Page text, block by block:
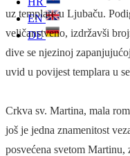
EN
DE
uz templare u Ljubaču.
veličanstveno, izdržavši
dive se njezinoj
uvid u povijest templara u
Crkva sv. Martina, mala
još je jedna znamenitost
posvećena svetom Martinu,